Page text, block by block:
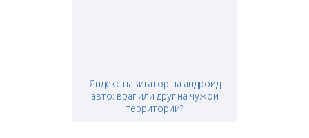
Яндекс навигатор на андроид
авто: враг или друг на чужой
территории?